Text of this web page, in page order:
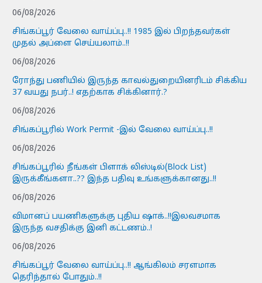
06/08/2026
சிங்கப்பூர் வேலை வாய்ப்பு..!! 1985 இல் பிறந்தவர்கள்
முதல் அப்ளை செய்யலாம்..!!
06/08/2026
ரோந்து பணியில் இருந்த காவல்துறையினரிடம் சிக்கிய
37 வயது நபர்..! எதற்காக சிக்கினார்.?
06/08/2026
சிங்கப்பூரில் Work Permit -இல் வேலை வாய்ப்பு..!!
06/08/2026
சிங்கப்பூரில் நீங்கள் பிளாக் லிஸ்டில்(Block List)
இருக்கீங்களா..?? இந்த பதிவு உங்களுக்கானது..!!
06/08/2026
விமானப் பயணிகளுக்கு புதிய ஷாக்..!!இலவசமாக
இருந்த வசதிக்கு இனி கட்டணம்..!
06/08/2026
சிங்கப்பூர் வேலை வாய்ப்பு..!! ஆங்கிலம் சரளமாக
தெரிந்தால் போதும்..!!